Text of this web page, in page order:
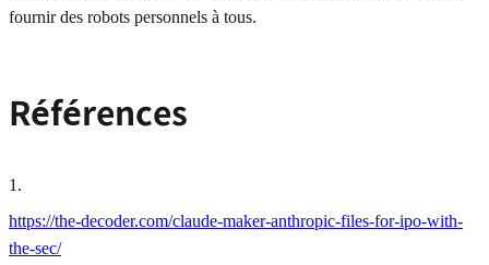
fournir des robots personnels à tous.
Références
1.
https://the-decoder.com/claude-maker-anthropic-files-for-ipo-with-
the-sec/